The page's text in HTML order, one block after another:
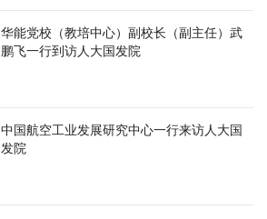
华能党校（教培中心）副校长（副主任）武
鹏飞一行到访人大国发院
中国航空工业发展研究中心一行来访人大国
发院